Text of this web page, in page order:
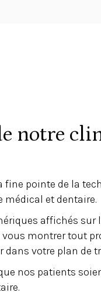
notre
fine pointe de la
médical et dentaire.
affichés sur
montrer tout
dans votre plan de
nos patients